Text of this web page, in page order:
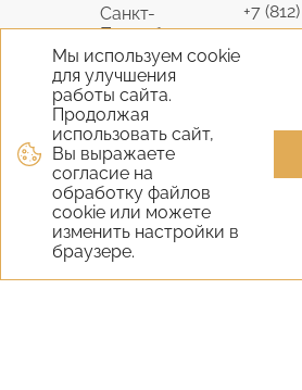
Мы используем cookie
для улучшения
работы сайта.
Продолжая
использовать сайт,
Вы выражаете
согласие на
обработку файлов
cookie или можете
изменить настройки в
браузере.
Санкт-
Петербург
+7
Москва
Крым
+7 (978)
Екатеринбург